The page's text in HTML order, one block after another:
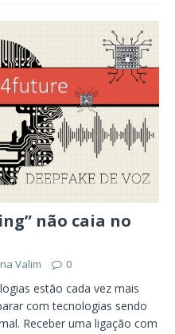
não caia no
Valim 0
estão cada vez mais
com tecnologias sendo
Receber uma ligação com